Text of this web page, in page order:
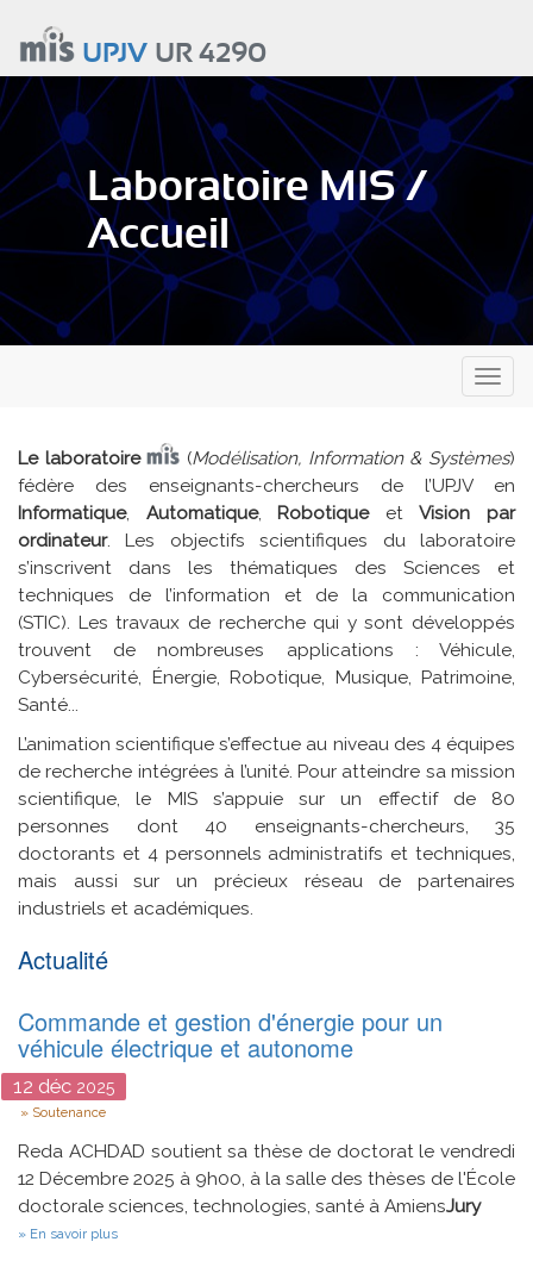
contenu
principal
UPJVUR 4290
Laboratoire MIS /
Accueil
Le laboratoire (Modélisation, Information & Systèmes)
fédère des enseignants-chercheurs de l’UPJV en
Informatique, Automatique, RobotiqueetVision par
ordinateur. Les objectifs scientifiques du laboratoire
s’inscrivent dans les thématiques des Sciences et
techniques de l’information et de la communication
(STIC). Les travaux de recherche qui y sont développés
trouvent de nombreuses applications : Véhicule,
Cybersécurité, Énergie, Robotique, Musique, Patrimoine,
Santé...
L’animation scientifique s’effectue au niveau des 4 équipes
de recherche intégrées à l’unité. Pour atteindre sa mission
scientifique, le MIS s’appuie sur un effectif de 80
personnes dont 40 enseignants-chercheurs, 35
doctorants et 4 personnels administratifs et techniques,
mais aussi sur un précieux réseau de partenaires
industriels et académiques.
Actualité
Commande et gestion d'énergie pour un
véhicule électrique et autonome
12 déc 2025
Type
Soutenance
Reda ACHDAD soutient sa thèse de doctorat le vendredi
12 Décembre 2025 à 9h00, à la salle des thèses de l'École
doctorale sciences, technologies, santé à AmiensJury
En savoir plus